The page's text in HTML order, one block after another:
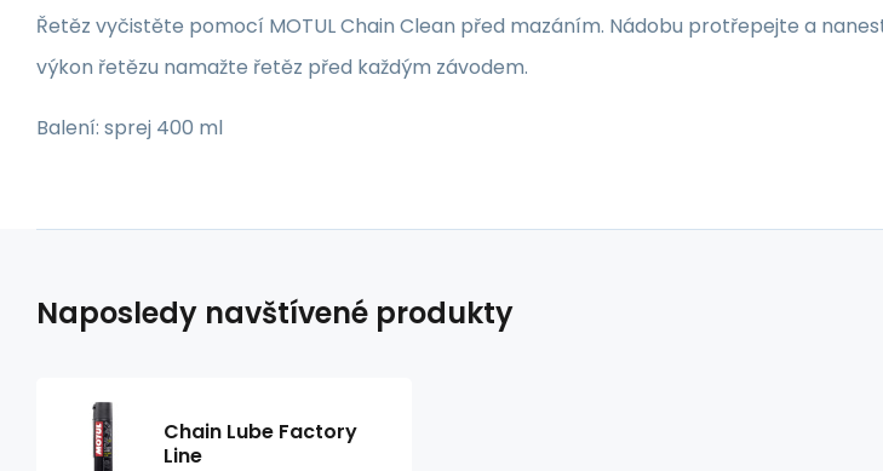
Řetěz vyčistěte pomocí MOTUL Chain Clean před mazáním. Nádobu protřepejte a
výkon řetězu namažte řetěz před každým závodem.
Balení: sprej 400 ml
Naposledy navštívené produkty
Chain Lube Factory
Line